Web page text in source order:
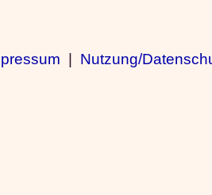
| Nutzung/